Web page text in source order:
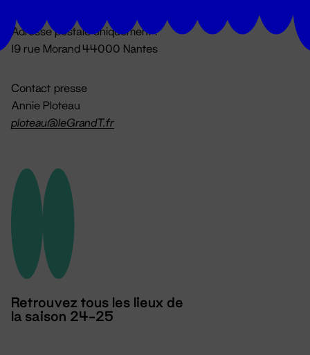
Adresse postale uniquement :
19 rue Morand 44000 Nantes
Contact presse
Annie Ploteau
ploteau@leGrandT.fr
Retrouvez tous les lieux de
la saison 24-25